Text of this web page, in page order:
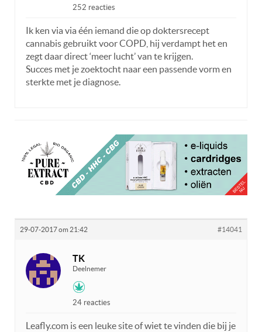
252 reacties
Ik ken via via één iemand die op doktersrecept
cannabis gebruikt voor COPD, hij verdampt het en
zegt daar direct ‘meer lucht’ van te krijgen.
Succes met je zoektocht naar een passende vorm en
sterkte met je diagnose.
29-07-2017 om 21:42 #14041
TK
Deelnemer
24 reacties
Leafly.com is een leuke site of wiet te vinden die bij je